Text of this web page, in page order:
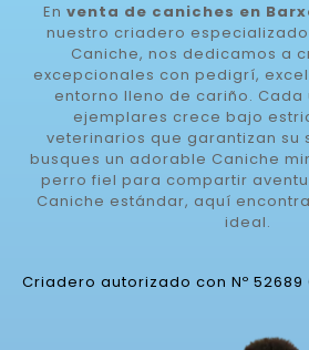
En venta de caniches en
nuestro criadero
Caniche, nos dedicamos a
excepcionales con pedigrí,
entorno lleno de cariño. Cada
ejemplares crece bajo
veterinarios que garantizan su
busques un adorable Caniche
perro fiel para compartir
Caniche estándar, aquí
ideal.
Criadero autorizado con Nº 52689